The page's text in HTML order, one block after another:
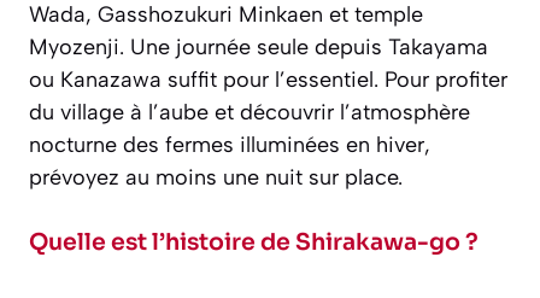
Wada, Gasshozukuri Minkaen et temple
Myozenji. Une journée seule depuis Takayama
ou Kanazawa suffit pour l’essentiel. Pour profiter
du village à l’aube et découvrir l’atmosphère
nocturne des fermes illuminées en hiver,
prévoyez au moins une nuit sur place.
Quelle est l’histoire de Shirakawa-go ?